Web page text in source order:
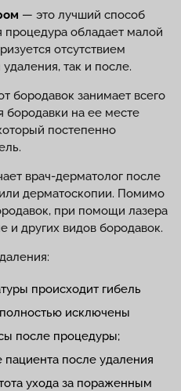
— это лучший способ
обладает малой
отсутствием
так и после.
бородавок занимает всего
бородавки на ее месте
постепенно
врач-дерматолог после
дерматоскопии. Помимо
при помощи лазера
и других видов бородавок.
происходит гибель
исключены
после процедуры;
после удаления
ухода за пораженным